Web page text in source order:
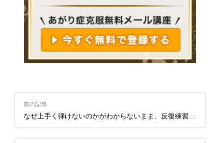
前の記事
なぜ上手く弾けないのかがわからないまま、反復練習を続ける辛さから抜け出す方法